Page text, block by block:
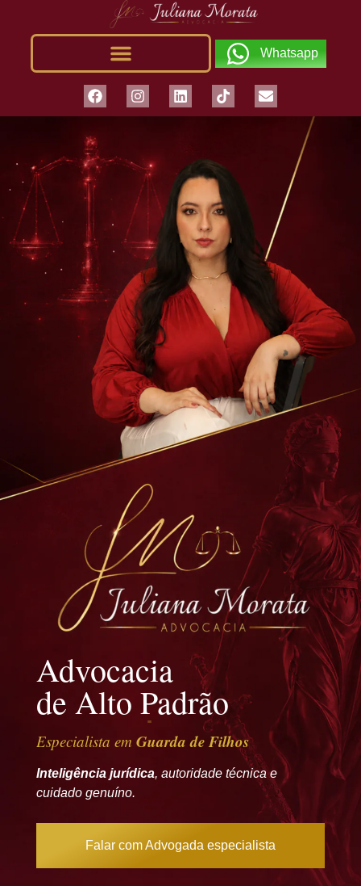
Whatsapp
Advocacia
de Alto Padrão
Especialista em Guarda de Filhos
Inteligência jurídica, autoridade técnica e
cuidado genuíno.
Falar com Advogada especialista